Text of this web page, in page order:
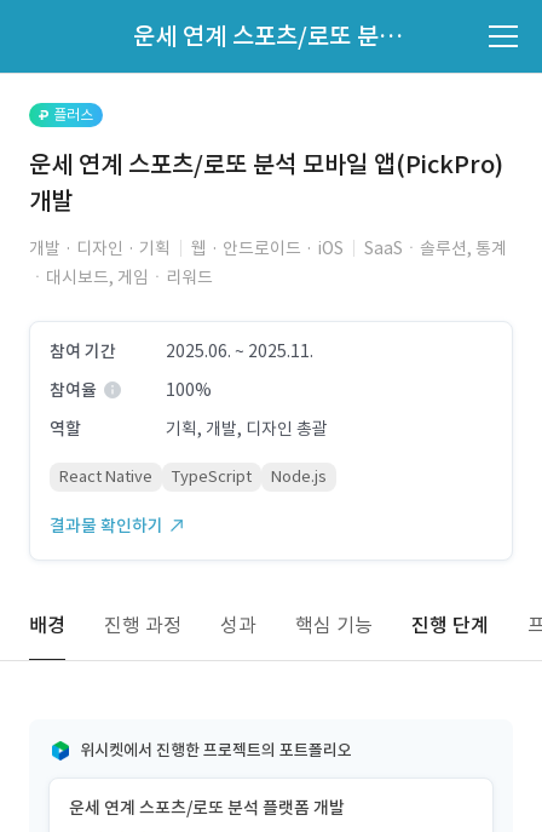
운세 연계 스포츠/로또 분석 모바일 앱(PickPro) 개발
지원자 목록 바로가기
플러스
운세 연계 스포츠/로또 분석 모바일 앱(PickPro)
개발
개발 · 디자인 · 기획 웹 · 안드로이드 · iOS
SaaSㆍ솔루션, 통계
ㆍ대시보드, 게임ㆍ리워드
참여 기간
2025.06. ~ 2025.11.
참여율
100%
역할
기획, 개발, 디자인 총괄
React Native TypeScript Node.js
결과물 확인하기
배경 진행 과정 성과 핵심 기능 진행 단계
위시켓에서 진행한 프로젝트의 포트폴리오
운세 연계 스포츠/로또 분석 플랫폼 개발